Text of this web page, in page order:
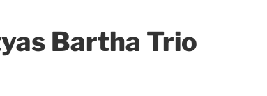
Bartha Trio